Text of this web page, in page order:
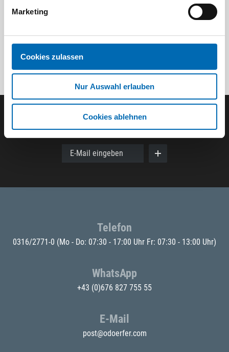
Marketing
Cookies zulassen
Nur Auswahl erlauben
Cookies ablehnen
Der ODÖRFER Newsletter
E-Mail eingeben
Telefon
0316/2771-0 (Mo - Do: 07:30 - 17:00 Uhr Fr: 07:30 - 13:00 Uhr)
WhatsApp
+43 (0)676 827 755 55
E-Mail
post@odoerfer.com